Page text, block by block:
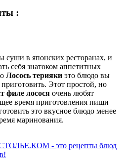
:
суши в японских ресторанах, и
себя знатоком аппетитных
Лосось терияки это блюдо вы
Этот простой, но
филе лосося очень любят
время приготовления пищи
это вкусное блюдо менее
маринования.
- это рецепты блюд